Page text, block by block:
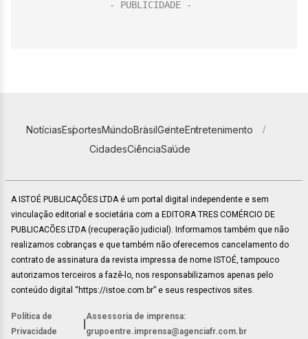
NotíciasEsportesMundoBrasilGenteEntretenimento
CidadesCiênciaSaúde
A ISTOÉ PUBLICAÇÕES LTDA é um portal digital independente e sem
vinculação editorial e societária com a EDITORA TRES COMÉRCIO DE
PUBLICACÕES LTDA (recuperação judicial). Informamos também que não
realizamos cobranças e que também não oferecemos cancelamento do
contrato de assinatura da revista impressa de nome ISTOÉ, tampouco
autorizamos terceiros a fazê-lo, nos responsabilizamos apenas pelo
conteúdo digital “https://istoe.com.br” e seus respectivos sites.
Política de
Privacidade
Assessoria de imprensa:
grupoentre.imprensa@agenciafr.com.br